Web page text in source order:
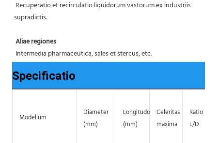
supradictis.
Aliae regiones
Intermedia pharmaceutica, sales et stercus, etc.
Specificatio
Modellum
Diameter
(mm)
Longitudo
(mm)
Celeritas
maxima
Ratio
L/D